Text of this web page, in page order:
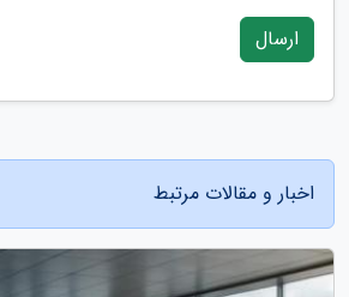
ارسال
اخبار و مقالات مرتبط